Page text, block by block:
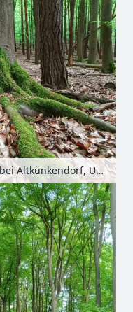
Buchenwald im Grumsiner Forst bei Altkünkendorf, Uckermark, Brandenburg, Deutschland